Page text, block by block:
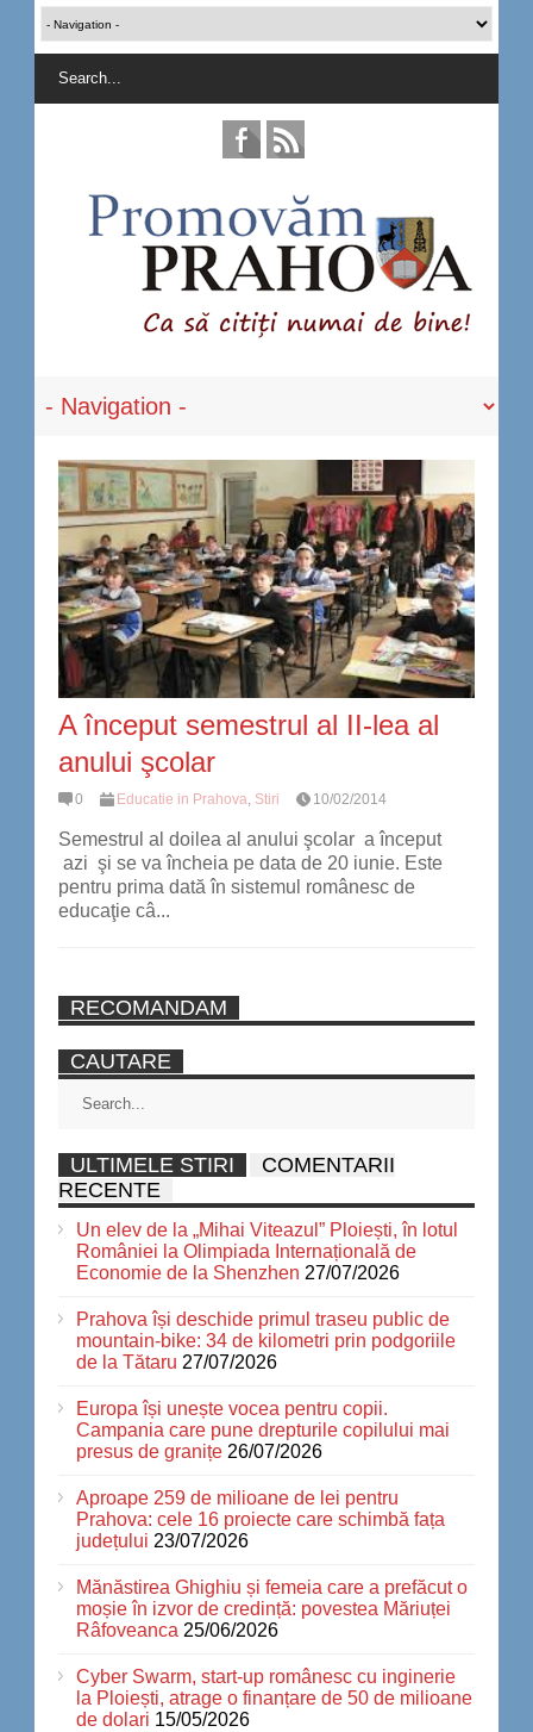
A început semestrul al II-lea al
anului şcolar
0 Educatie in Prahova, Stiri 10/02/2014
Semestrul al doilea al anului şcolar a început
azi şi se va încheia pe data de 20 iunie. Este
pentru prima dată în sistemul românesc de
educaţie câ...
RECOMANDAM
CAUTARE
ULTIMELE STIRI
COMENTARII
RECENTE
Un elev de la „Mihai Viteazul” Ploiești, în lotul
României la Olimpiada Internațională de
Economie de la Shenzhen 27/07/2026
Prahova își deschide primul traseu public de
mountain-bike: 34 de kilometri prin podgoriile
de la Tătaru 27/07/2026
Europa își unește vocea pentru copii.
Campania care pune drepturile copilului mai
presus de granițe 26/07/2026
Aproape 259 de milioane de lei pentru
Prahova: cele 16 proiecte care schimbă fața
județului 23/07/2026
Mănăstirea Ghighiu și femeia care a prefăcut o
moșie în izvor de credință: povestea Măriuței
Râfoveanca 25/06/2026
Cyber Swarm, start-up românesc cu inginerie
la Ploiești, atrage o finanțare de 50 de milioane
de dolari 15/05/2026